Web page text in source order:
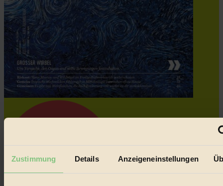
Zustimmung Details Anzeigeneinstellungen